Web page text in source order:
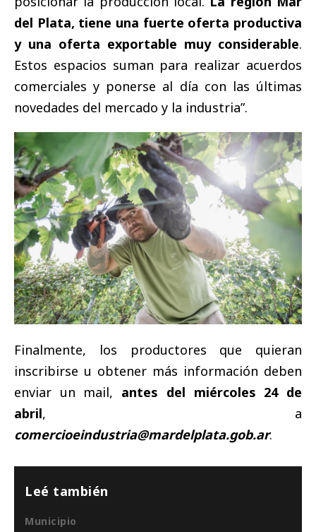
del Plata, tiene una fuerte oferta productiva
y una oferta exportable muy considerable.
Estos espacios suman para realizar acuerdos
comerciales y ponerse al día con las últimas
novedades del mercado y la industria”.
Finalmente, los productores que quieran
inscribirse u obtener más información deben
enviar un mail, antes del miércoles 24 de
abril, a
comercioeindustria@mardelplata.gob.ar.
Leé también
Municipio